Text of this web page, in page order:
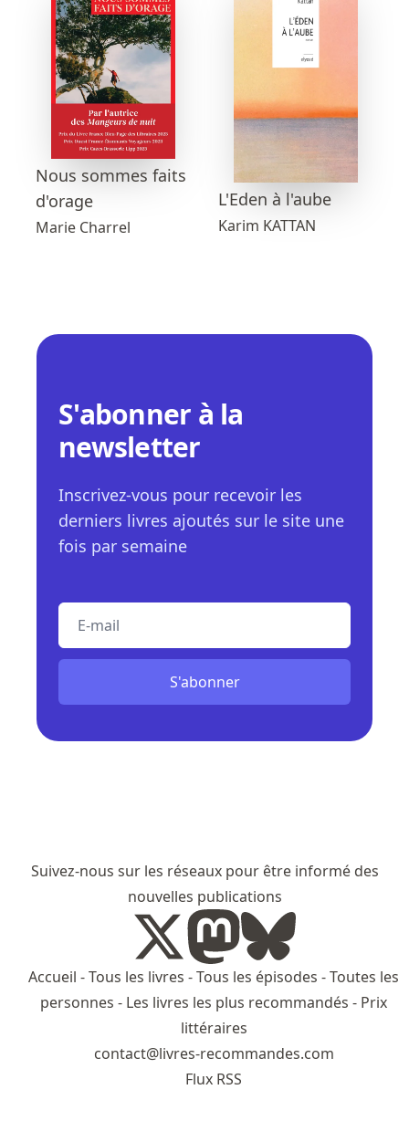
Nous sommes faits
d'orage
Marie Charrel
L'Eden à l'aube
Karim KATTAN
S'abonner à la
newsletter
Inscrivez-vous pour recevoir les
derniers livres ajoutés sur le site une
fois par semaine
S'abonner
Suivez-nous sur les réseaux pour être informé des
nouvelles publications
Accueil -Tous les livres -Tous les épisodes -Toutes les
personnes - Les livres les plus recommandés - Prix
littéraires
contact@livres-recommandes.com
Flux RSS